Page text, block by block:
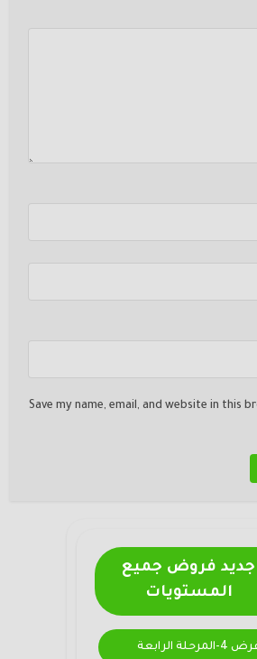
Save my name, email, and website in this
جديد فروض جميع
المستويات
المرحلة الرابعة